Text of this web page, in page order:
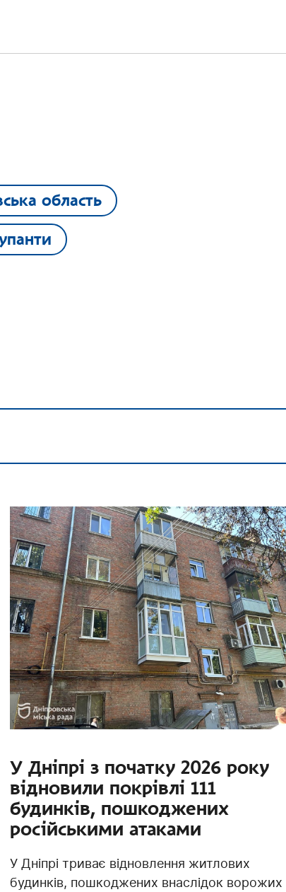
область
У Дніпрі з початку 2026 року
відновили покрівлі 111
будинків, пошкоджених
російськими атаками
У Дніпрі триває відновлення житлових
будинків, пошкоджених внаслідок ворожих